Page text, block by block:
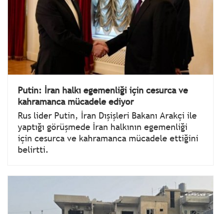
Putin: İran halkı egemenliği için cesurca ve
kahramanca mücadele ediyor
Rus lider Putin, İran Dışişleri Bakanı Arakçi ile
yaptığı görüşmede İran halkının egemenliği
için cesurca ve kahramanca mücadele ettiğini
belirtti.